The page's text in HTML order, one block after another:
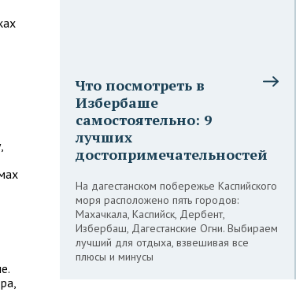
Что посмотреть в
Избербаше
самостоятельно: 9
лучших
достопримечательностей
На дагестанском побережье Каспийского
моря расположено пять городов:
Махачкала, Каспийск, Дербент,
Избербаш, Дагестанские Огни. Выбираем
лучший для отдыха, взвешивая все
плюсы и минусы